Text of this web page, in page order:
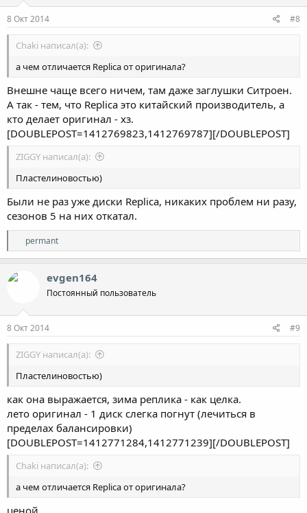
8 Окт 2014 #8
Chaki написал(а):
а чем отличается Replica от оригинала?
Внешне чаще всего ничем, там даже заглушки Ситроен.
А так - тем, что Replica это китайский производитель, а
кто делает оригинал - хз.
[DOUBLEPOST=1412769823,1412769787][/DOUBLEPOST]
ZIGGY написал(а):
Пластелиновостью)
Были не раз уже диски Replica, никаких проблем ни разу,
сезонов 5 на них откатал.
Р
е
а
:
permant
evgen164
Постоянный пользователь
8 Окт 2014 #9
ZIGGY написал(а):
Пластелиновостью)
как она выражается, зима реплика - как целка.
лето оригинал - 1 диск слегка погнут (лечиться в
пределах балансировки)
[DOUBLEPOST=1412771284,1412771239][/DOUBLEPOST]
Chaki написал(а):
а чем отличается Replica от оригинала?
ценой,